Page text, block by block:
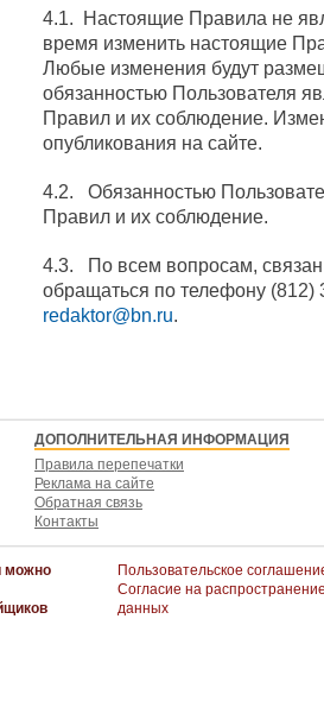
4.1. Настоящие Правила не
время изменить настоящие
Любые изменения будут
обязанностью Пользователя
Правил и их соблюдение.
опубликования на сайте.
4.2. Обязанностью
Правил и их соблюдение.
4.3. По всем вопросам,
обращаться по телефону (812)
redaktor@bn.ru.
ДОПОЛНИТЕЛЬНАЯ ИНФОРМАЦИЯ
Правила перепечатки
Реклама на сайте
Обратная связь
Контакты
можно
Пользовательское
Согласие на
данных